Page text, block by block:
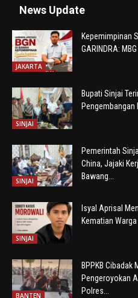
News Update
JAKARTA
Kepemimpinan
GARINDRA:
SINJAI
Bupati Sinjai
Pengembangan
SINJAI
Pemerintah
China, Jajaki
Bawang...
SINJAI
Isyal Aprisal
Kematian
BANTEN
BPPKB Cibadak
Pengeroyokan
Polres...